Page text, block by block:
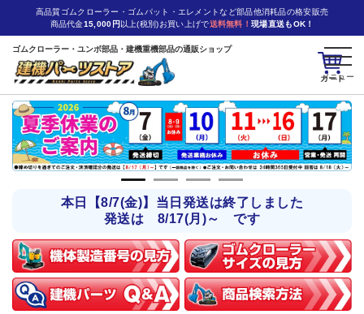
カート
高品質ゴムクローラー・ゴムパット・エレメントなど部品他消耗品の格安販売
商品代金15,000円 以上(税別)お買い上げで送料無料！ 現場直送もOK！
ゴムクローラー・ユンボ部品・建機重機部品の通販ショップ
本日【8/7(金)】当日発送は終了しました
発送は 8/17(月)～ です